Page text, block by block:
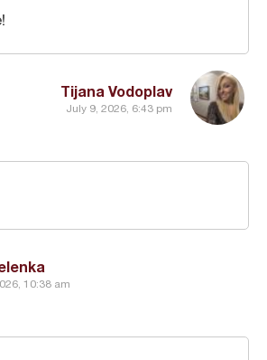
Tijana Vodoplav
July 9, 2026, 6:43 pm
10:38 am